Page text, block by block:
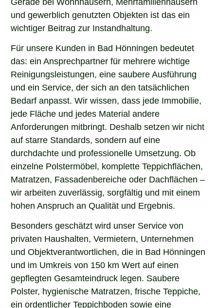
und gewerblich genutzten Objekten ist das ein
wichtiger Beitrag zur Instandhaltung.
Für unsere Kunden in Bad Hönningen bedeutet
das: ein Ansprechpartner für mehrere wichtige
Reinigungsleistungen, eine saubere Ausführung
und ein Service, der sich an den tatsächlichen
Bedarf anpasst. Wir wissen, dass jede Immobilie,
jede Fläche und jedes Material andere
Anforderungen mitbringt. Deshalb setzen wir nicht
auf starre Standards, sondern auf eine
durchdachte und professionelle Umsetzung. Ob
einzelne Polstermöbel, komplette Teppichflächen,
Matratzen, Fassadenbereiche oder Dachflächen –
wir arbeiten zuverlässig, sorgfältig und mit einem
hohen Anspruch an Qualität und Ergebnis.
Besonders geschätzt wird unser Service von
privaten Haushalten, Vermietern, Unternehmen
und Objektverantwortlichen, die in Bad Hönningen
und im Umkreis von 150 km Wert auf einen
gepflegten Gesamteindruck legen. Saubere
Polster, hygienische Matratzen, frische Teppiche,
ein ordentlicher Teppichboden sowie eine